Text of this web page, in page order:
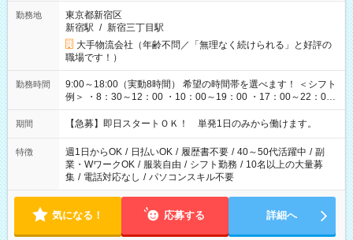
勤務地
東京都新宿区
新宿駅 / 新宿三丁目駅
大手物流会社（年齢不問／「無理なく続けられる」と好評の
職場です！）
勤務時間
9:00～18:00（実動8時間） 希望の時間帯を選べます！ ＜シフト
例＞ ・8：30～12：00 ・10：00～19：00 ・17：00～22：00
・13：00～22：00 ・22：00～翌6：00 など
期間 【急募】即日スタートＯＫ！ 単発1日のみから働けます。
特徴 週1日からOK / 日払いOK / 履歴書不要 / 40～50代活躍中 / 副
業・WワークOK / 服装自由 / シフト勤務 / 10名以上の大量募
集 / 電話対応なし / パソコンスキル不要
気になる！ 応募する 詳細へ